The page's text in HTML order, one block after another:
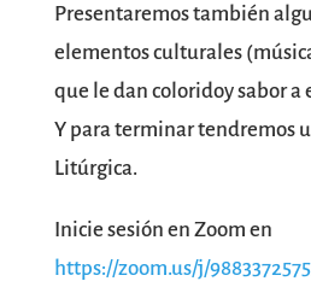
Presentaremos también
elementos culturales
que le dan coloridoy sabor a
Y para terminar tendremos
Litúrgica.
Inicie sesión en Zoom en
https://zoom.us/j/